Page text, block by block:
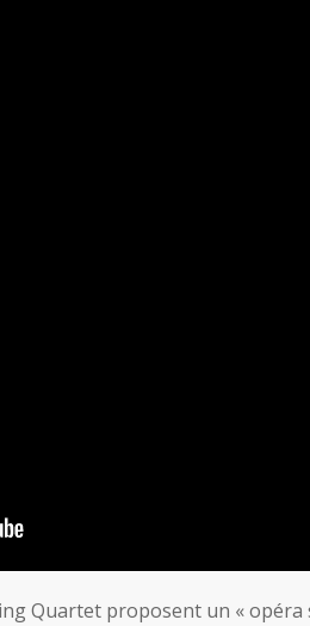
Quartet proposent un «